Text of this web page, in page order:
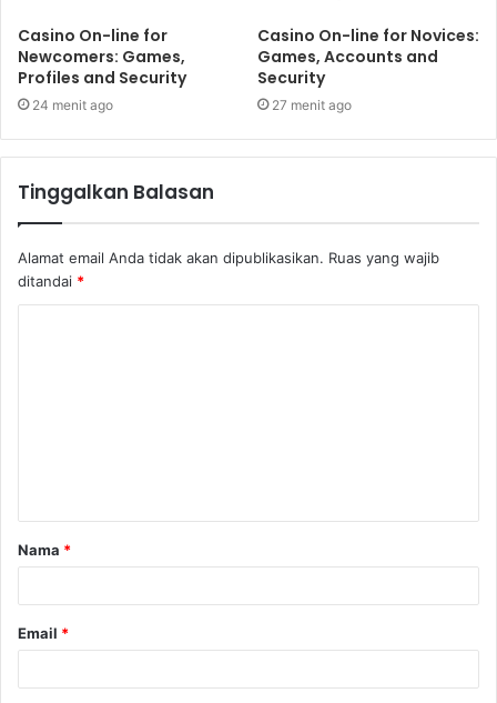
Casino On-line for
Newcomers: Games,
Profiles and Security
24 menit ago
Casino On-line for Novices:
Games, Accounts and
Security
27 menit ago
Tinggalkan Balasan
Alamat email Anda tidak akan dipublikasikan. Ruas yang wajib
ditandai *
Nama *
Email *